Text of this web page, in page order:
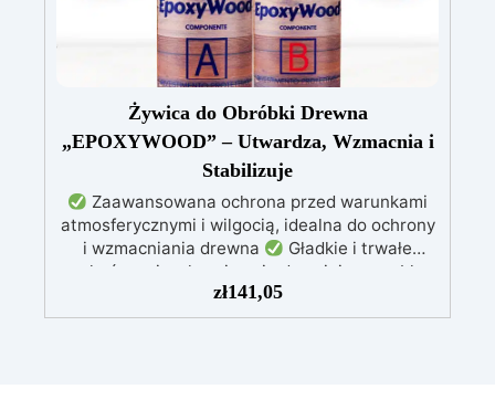
Żywica do Obróbki Drewna
„EPOXYWOOD” – Utwardza, Wzmacnia i
Stabilizuje
Zaawansowana ochrona przed warunkami
atmosferycznymi i wilgocią, idealna do ochrony
i wzmacniania drewna
Gładkie i trwałe
wykończenie, chroniące i odnawiające meble,
łodzie oraz struktury drewniane
drewna bez pęcherzyków powietrza, doskonała
zł141,05